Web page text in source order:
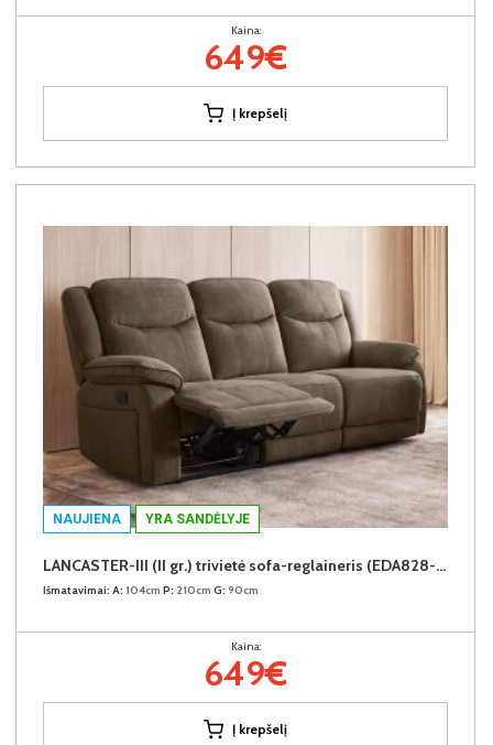
Kaina:
649€
Į krepšelį
NAUJIENA YRA SANDĖLYJE
LANCASTER-III (II gr.) trivietė sofa-reglaineris (EDA828-05 Rudas)
Išmatavimai: A: 104cm P: 210cm G: 90cm
Kaina:
649€
Į krepšelį